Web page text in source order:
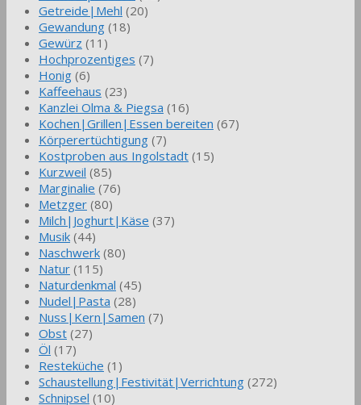
Getreide|Mehl (20)
Gewandung (18)
Gewürz (11)
Hochprozentiges (7)
Honig (6)
Kaffeehaus (23)
Kanzlei Olma & Piegsa (16)
Kochen|Grillen|Essen bereiten (67)
Körperertüchtigung (7)
Kostproben aus Ingolstadt (15)
Kurzweil (85)
Marginalie (76)
Metzger (80)
Milch|Joghurt|Käse (37)
Musik (44)
Naschwerk (80)
Natur (115)
Naturdenkmal (45)
Nudel|Pasta (28)
Nuss|Kern|Samen (7)
Obst (27)
Öl (17)
Resteküche (1)
Schaustellung|Festivität|Verrichtung (272)
Schnipsel (10)